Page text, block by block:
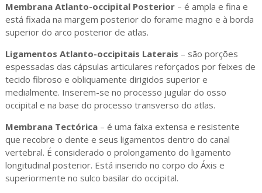
Membrana Atlanto-occipital Posterior– é ampla e fina e
está fixada na margem posterior do forame magno e à borda
superior do arco posterior de atlas.
Ligamentos Atlanto-occipitais Laterais – são porções
espessadas das cápsulas articulares reforçados por feixes de
tecido fibroso e obliquamente dirigidos superior e
medialmente. Inserem-se no processo jugular do osso
occipital e na base do processo transverso do atlas.
Membrana Tectórica– é uma faixa extensa e resistente
que recobre o dente e seus ligamentos dentro do canal
vertebral. É considerado o prolongamento do ligamento
longitudinal posterior. Está inserido no corpo do Áxis e
superiormente no sulco basilar do occipital.